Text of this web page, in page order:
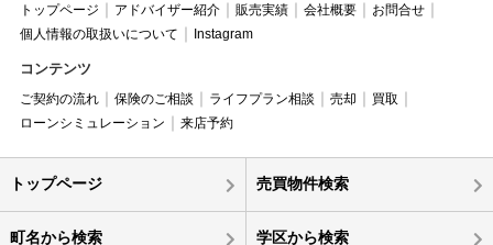
トップページ アドバイザー紹介 販売実績 会社概要
お問合せ
個人情報の取扱いについて
Instagram
コンテンツ
ご契約の流れ 保険のご相談 ライフプラン相談 売却
買取
ローンシミュレーション
来店予約
トップページ 売買物件検索
町名から検索 学区から検索